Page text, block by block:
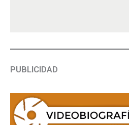
PUBLICIDAD